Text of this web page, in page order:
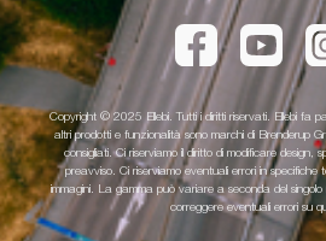
Copyright © 2025 Ellebi. Tutti i diritti riservati. Ellebi fa
altri prodotti e funzionalità sono marchi di Brenderup
consigliati. Ci riserviamo il diritto di modificare
preavviso. Ci riserviamo eventuali errori in
immagini. La gamma può variare a seconda del singolo
correggere eventuali errori su